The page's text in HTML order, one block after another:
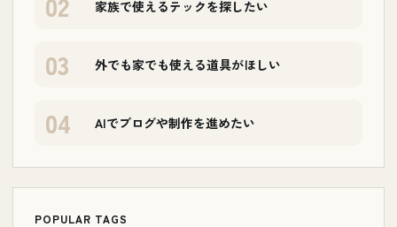
家族で使えるテックを探したい
03 外でも家でも使える道具がほしい
04 AIでブログや制作を進めたい
POPULAR TAGS